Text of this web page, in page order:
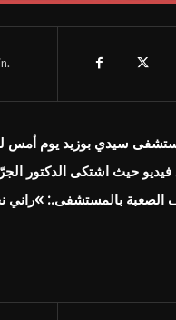
سيدي بوزيد يوم
حيث اشتكى الدكتور